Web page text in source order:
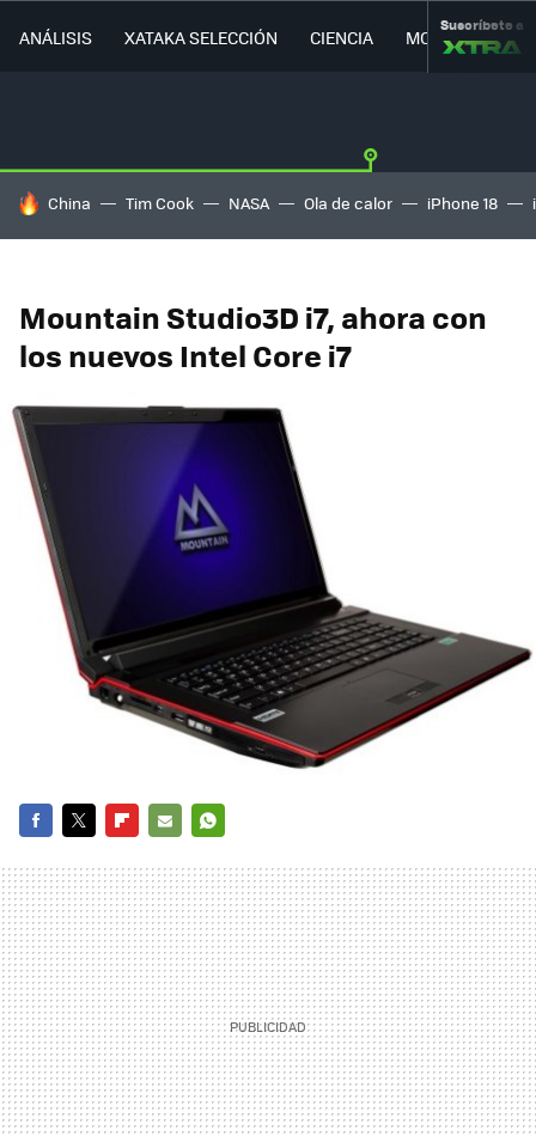
ANÁLISIS XATAKA SELECCIÓN CIENCIA MOVILIDAD
Suscríbete a
HOY SE HABLA DE
China Tim Cook NASA Ola de calor iPhone 18
Mountain Studio3D i7, ahora con
los nuevos Intel Core i7
MAIL